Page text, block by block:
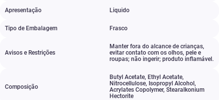
Apresentação Liquido
Tipo de Embalagem Frasco
Avisos e Restrições
Manter fora do alcance de crianças,
evitar contato com os olhos, pele e
roupas; não ingerir; produto inflamável.
Composição
Butyl Acetate, Ethyl Acetate,
Nitrocellulose, Isopropyl Alcohol ,
Acrylates Copolymer, Stearalkonium
Hectorite